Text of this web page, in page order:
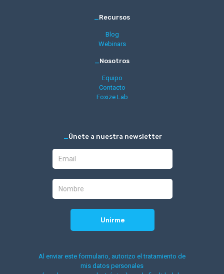
_Recursos
Blog
Webinars
_Nosotros
Equipo
Contacto
Foxize Lab
_Únete a nuestra newsletter
Al enviar este formulario, autorizo el tratamiento de
mis datos personales